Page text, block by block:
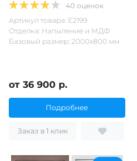
40 оценок
Артикул товара: Е2199
Отделка: Напыление и МДФ
Базовый размер: 2000х800 мм
от 36 900 р.
Подробнее
Заказ в 1 клик